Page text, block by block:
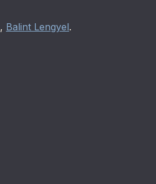
, Balint Lengyel.